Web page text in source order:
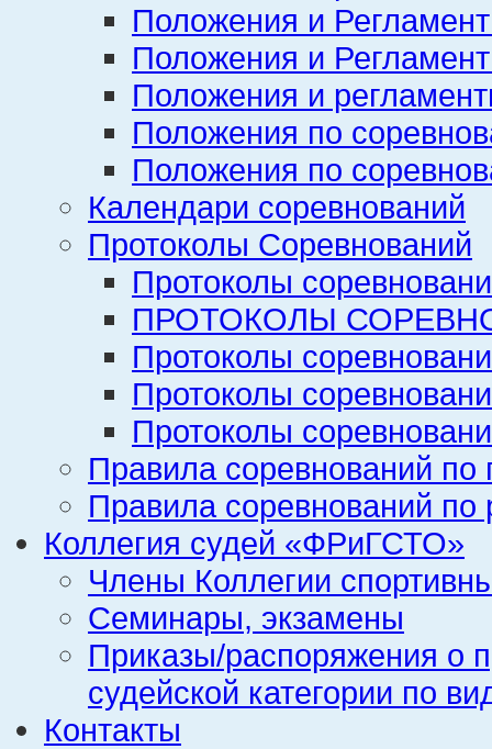
Положения и
Положения и
Положения и
Положения по
Положения по
Календари соревнований
Протоколы Соревнований
Протоколы
ПРОТОКОЛЫ
Протоколы
Протоколы
Протоколы
Правила соревнований по
Правила соревнований по
Коллегия судей «ФРиГСТО»
Члены Коллегии
Семинары, экзамены
Приказы/распоряжения о
судейской категории по
Контакты